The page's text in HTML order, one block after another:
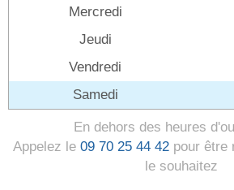
Mercredi
Jeudi
Vendredi
Samedi
En dehors des heures
Appelez le 09 70 25 44 42 pour être
le souhaitez